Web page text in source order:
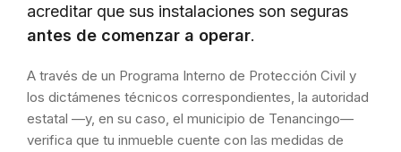
acreditar que sus instalaciones son seguras
antes de comenzar a operar.
A través de un Programa Interno de Protección Civil y
los dictámenes técnicos correspondientes, la autoridad
estatal —y, en su caso, el municipio de Tenancingo—
verifica que tu inmueble cuente con las medidas de